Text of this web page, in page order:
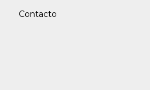
Contacto